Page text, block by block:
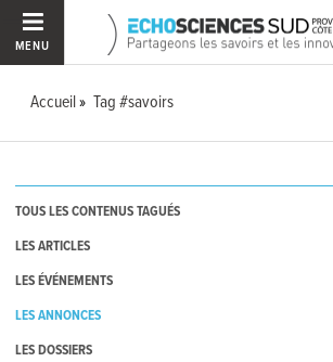
MENU
Accueil Tag #savoirs
TOUS LES CONTENUS TAGUÉS
LES ARTICLES
LES ÉVÉNEMENTS
LES ANNONCES
LES DOSSIERS